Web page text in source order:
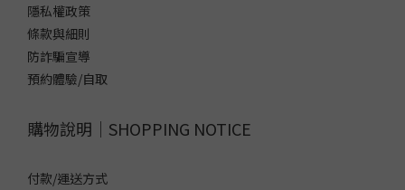
隱私權政策
條款與細則
防詐騙宣導
預約體驗/自取
購物說明｜SHOPPING NOTICE
付款/運送方式